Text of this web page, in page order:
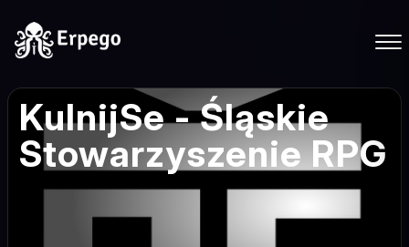
KulnijSe - Śląskie
Stowarzyszenie RPG